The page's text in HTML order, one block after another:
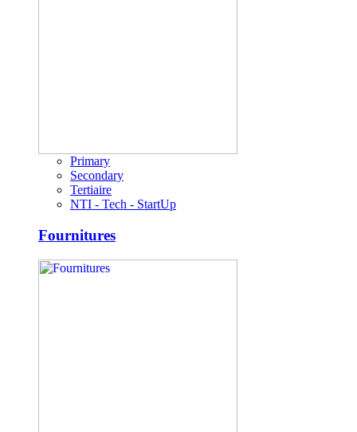
Primary
Secondary
Tertiaire
NTI - Tech - StartUp
Fournitures